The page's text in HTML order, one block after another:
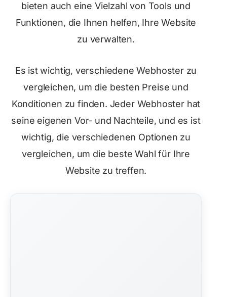
bieten auch eine Vielzahl von Tools und
Funktionen, die Ihnen helfen, Ihre Website
zu verwalten.
Es ist wichtig, verschiedene Webhoster zu
vergleichen, um die besten Preise und
Konditionen zu finden. Jeder Webhoster hat
seine eigenen Vor- und Nachteile, und es ist
wichtig, die verschiedenen Optionen zu
vergleichen, um die beste Wahl für Ihre
Website zu treffen.